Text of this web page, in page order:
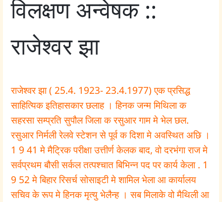
विलक्षण अन्वेषक ::
राजेश्वर झा
राजेश्वर झा ( 25.4. 1923- 23.4.1977) एक प्रसिद्ध
साहित्यिक इतिहासकार छलाह । हिनक जन्म मिथिला क
सहरसा सम्प्रति सुपौल जिला क रसुआर गाम मे भेल छल.
रसुआर निर्मली रेलवे स्टेशन से पूर्व क दिशा मे अवस्थित अछि ।
1 9 41 मे मैट्रिक परीक्षा उत्तीर्ण केलक बाद, वो दरभंगा राज मे
सर्वप्रथम बौसी सर्कल तत्पश्चात बिभिन्न पद पर कार्य केला . 1
9 52 मे बिहार रिसर्च सोसाइटी मे शामिल भेला आ कार्यालय
सचिव के रूप मे हिनक मृत्यु भेलैन्ह । सब मिलाके वो मैथिली आ